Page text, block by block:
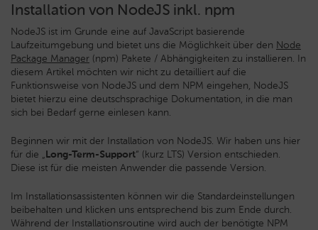
Installation von NodeJS inkl. npm
NodeJS ist im Grunde eine auf JavaScript basierende
Laufzeitumgebung und bietet uns die Möglichkeit über den Node
Package Manager (npm) Pakete / Abhängigkeiten zu installieren. In
diesem Artikel möchten wir nicht zu detailliert auf die
Funktionsweise von NodeJS und dem NPM eingehen, NodeJS
bietet hierzu eine deutschsprachige Dokumentation, in die man
sich bei Bedarf gerne einlesen kann.
Beginnen wir mit der Installation von NodeJS. Wir haben uns hier
für die „Long-Term-Support“ (kurz LTS) Version entschieden.
Diese ist für die meisten Anwender die passende Version.
Im Installationsassistenten können wir die Standardeinstellungen
beibehalten und klicken uns entsprechend bis zum Ende durch.
Während der Installationsroutine wird auch der benötigte NPM